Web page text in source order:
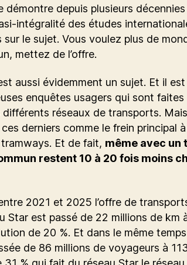
démontre depuis plusieurs
intégralité des études
le sujet. Vous voulez plus de
mettez de l’offre.
aussi évidemment un sujet. Et il
enquêtes usagers qui sont faites
réseaux de transports. Mais
derniers comme le frein principal à
Et de fait, même avec un
restent 10 à 20 fois moins
2021 et 2025 l’offre de
Star est passé de 22 millions de km
de 20 %. Et dans le même
de 86 millions de voyageurs à